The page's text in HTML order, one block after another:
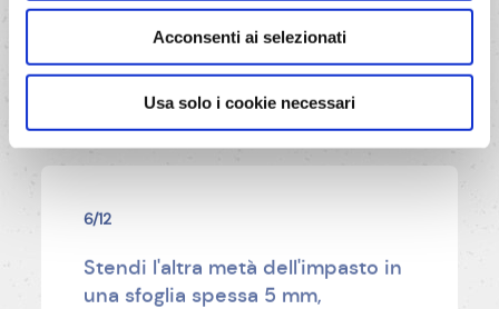
Acconsenti ai selezionati
Usa solo i cookie necessari
6/12
Stendi l'altra metà dell'impasto in
una sfoglia spessa 5 mm,